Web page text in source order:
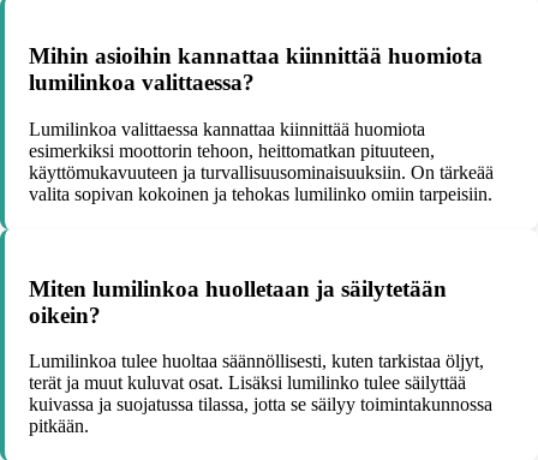
Mihin asioihin kannattaa kiinnittää huomiota
lumilinkoa valittaessa?
Lumilinkoa valittaessa kannattaa kiinnittää huomiota
esimerkiksi moottorin tehoon, heittomatkan pituuteen,
käyttömukavuuteen ja turvallisuusominaisuuksiin. On tärkeää
valita sopivan kokoinen ja tehokas lumilinko omiin tarpeisiin.
Miten lumilinkoa huolletaan ja säilytetään
oikein?
Lumilinkoa tulee huoltaa säännöllisesti, kuten tarkistaa öljyt,
terät ja muut kuluvat osat. Lisäksi lumilinko tulee säilyttää
kuivassa ja suojatussa tilassa, jotta se säilyy toimintakunnossa
pitkään.